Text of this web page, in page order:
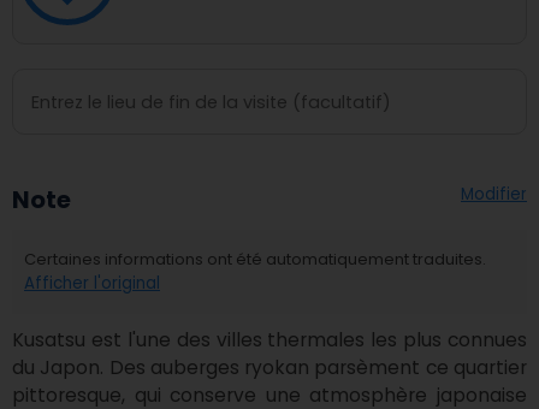
Note Modifier
Certaines informations ont été automatiquement traduites.
Afficher l'original
Kusatsu est l'une des villes thermales les plus connues
du Japon. Des auberges ryokan parsèment ce quartier
pittoresque, qui conserve une atmosphère japonaise